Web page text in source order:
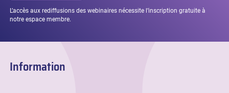
L’accès aux rediffusions des webinaires nécessite l’inscription gratuite à
notre espace membre.
Information